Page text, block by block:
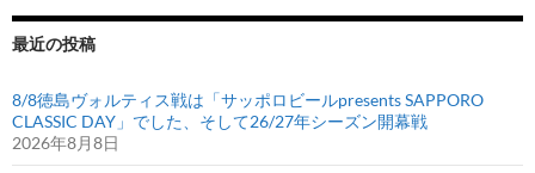
最近の投稿
8/8徳島ヴォルティス戦は「サッポロビールpresents SAPPORO
CLASSIC DAY」でした、そして26/27年シーズン開幕戦
2026年8月8日